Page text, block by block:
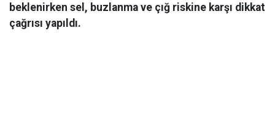
beklenirken sel, buzlanma ve çığ riskine karşı dikkat
çağrısı yapıldı.